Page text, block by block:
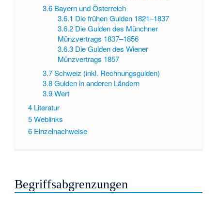
3.6 Bayern und Österreich
3.6.1 Die frühen Gulden 1821–1837
3.6.2 Die Gulden des Münchner
Münzvertrags 1837–1856
3.6.3 Die Gulden des Wiener
Münzvertrags 1857
3.7 Schweiz (inkl. Rechnungsgulden)
3.8 Gulden in anderen Ländern
3.9 Wert
4 Literatur
5Weblinks
6 Einzelnachweise
Begriffsabgrenzungen